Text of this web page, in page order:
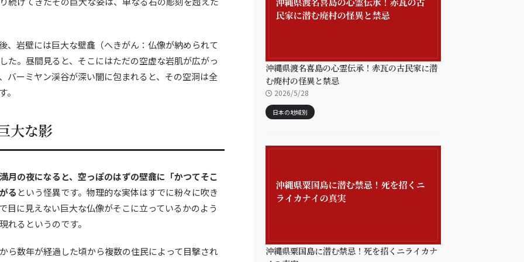
、岩壁には巨大な壁龕（へきがん：仏像が納められて
た。昼間見ると、そこにはただの空虚な岩肌が広がっ
バーミヤン渓谷が深い闇に包まれると、その空洞は全
。
大な影
満月の夜になると、空っぽのはずの壁龕に「かつてそこ
る という怪異です。物理的な実体はすでに粉々に吹き
目に見えない巨大な仏像がそこに立っているかのよう
れるというのです。
ら数年が経過した頃から複数の住民によって目撃され
沖縄県渡名喜島の心霊伝承！赤瓦の古民家に潜
む廃村の怪異と禁忌
2026/5/28
日本の地域別
沖縄県粟国島に潜む禁忌！死を招くニライカナ